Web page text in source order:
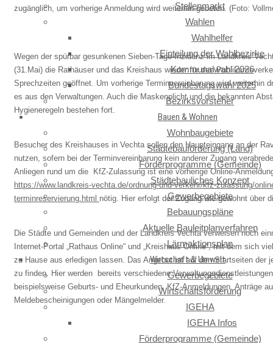
Stellenmarkt
Wahlen
Wahlhelfer
Einteilung der Wahlbezirke
Kommunalwahl 2026
Bundestagswahl 2025
Bezirksvorsteher
Bauen & Wohnen
Wohnbaugebiete
Städtebauförderung (Land)
Förderprogramme (Gemeinde)
Städtebauliches Konzept
Gewerbegebiete
Bebauungspläne
Aktuelle Bauleitplanverfahren
Lärmaktionsplan
Wirtschaft & Umwelt
Gewerbegebiete
Wirtschaftsförderung
IGEHA
IGEHA Infos
Förderprogramme (Gemeinde)
zugänglich, um vorherige Anmeldung wird weiterhin gebeten. (Foto:
Wegen der spürbar gesunkenen Sieben-Tage-Inzidenz im Landkreis
(31.Mai) die Rathäuser und das Kreishaus wieder für den
Sprechzeiten geöffnet. Um vorherige Terminvereinbarung wird weiterhin
es aus den Verwaltungen. Auch die Maskenplicht und die bekannten
Hygieneregeln bestehen fort.
Besucher des Kreishauses in Vechta sollen den Haupteingang an der
nutzen, sofern bei der Terminvereinbarung kein anderer Zugang
Anliegen rund um die KfZ-Zulassung ist eine vorherige Online-
https://www.landkreis-vechta.de/ordnung-und-verkehr/kfz-zulassung/
terminreservierung.html nötig. Hier erfolgt der Zugang wie gewohnt über
Die Städte und Gemeinden und der Landkreis Vechta verweisen noch
Internet-Portal „Rathaus Online“ und „Kreishaus Online“, mit dem sich
zu Hause aus erledigen lassen. Das Angebot ist auf den Startseiten der
zu finden. Hier werden bereits verschiedene
beispielsweise Geburts- und Eheurkunden, KfZ-Anmeldungen, Anträge
Meldebescheinigungen oder Mängelmelder.